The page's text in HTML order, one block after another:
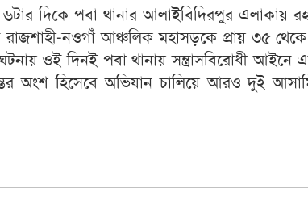
দিকে পবা থানার আলাইবিদিরপুর এলাকায়
নওগাঁ আঞ্চলিক মহাসড়কে প্রায় ৩৫
ওই দিনই পবা থানায় সন্ত্রাসবিরোধী আইনে
অংশ হিসেবে অভিযান চালিয়ে আরও দুই